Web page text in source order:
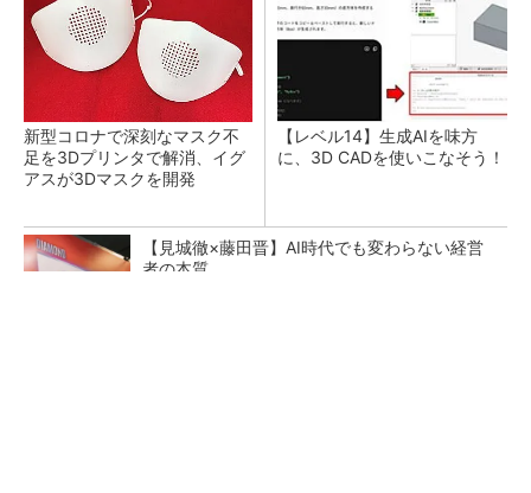
新型コロナで深刻なマスク不
足を3Dプリンタで解消、イグ
アスが3Dマスクを開発
【レベル14】生成AIを味方
に、3D CADを使いこなそう！
【見城徹×藤田晋】AI時代でも変わらない経営
者の本質